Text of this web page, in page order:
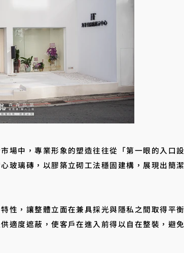
中，專業形象的塑造往往從「第一眼的入口
玻璃磚，以膠築立砌工法穩固建構，展現出簡
性，讓整體立面在兼具採光與隱私之間取得平
適度遮蔽，使客戶在進入前得以自在整裝，避